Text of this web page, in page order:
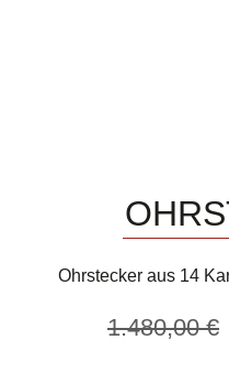
Ohrstecker aus 14
1.480,00€